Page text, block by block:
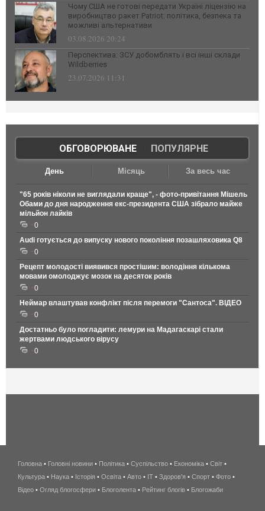
Чому США не готові передати Україні ліцензію на
виробництво ракет Patriot: політика, безпека та
можливі альтернативи
03.08.2026 20:24
Перспектива: ЗСУ добомблять і всі інші склади
Wildberries
23.07.2026 11:31
ОБГОВОРЮВАНЕ| ПОПУЛЯРНЕ
День Місяць За весь час
"65 років ніколи не виглядали краще", - фото-привітання Мішель
Обами до дня народження екс-президента США зібрало майже
мільйон лайків
0
Audi готується до випуску нового покоління позашляховика Q8
0
Рецепт молодості виявився простішим: володіння кількома
мовами омолоджує мозок на десяток років
0
Неймар влаштував конфлікт після перемоги "Сантоса". ВІДЕО
0
Достатньо було погладити: лемури на Мадагаскарі стали
жертвами людського вірусу
0
беспроводной
интернет
киев
Головна • Головні новини • Політика • Суспільство • Економіка • Світ •
Культура • Наука • Історія • Освіта • Авто • IT • Здоров'я • Спорт • Фото •
Відео • Огляд блогосфери • Блоголента • Рейтинг блогів • Блогожаби